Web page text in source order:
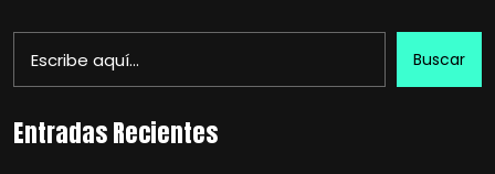
Buscar
Entradas Recientes